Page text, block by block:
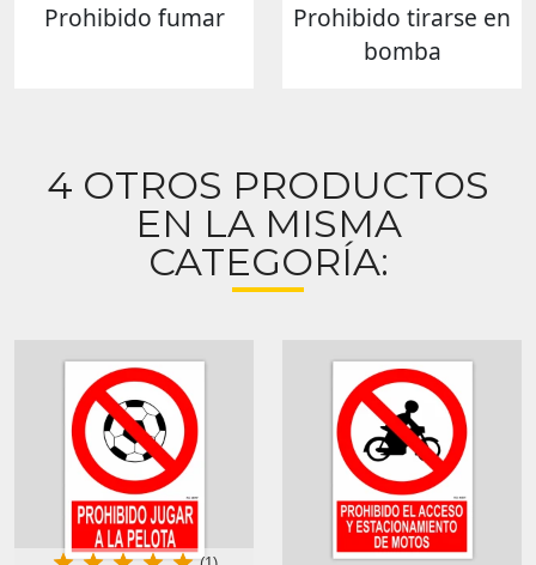
Prohibido fumar
Prohibido tirarse en
bomba
4 OTROS PRODUCTOS
EN LA MISMA
CATEGORÍA: